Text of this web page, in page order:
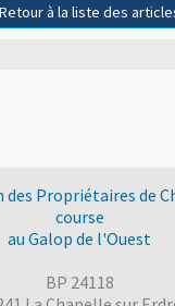
Propriétaires de
course
au Galop de l'Ouest
BP 24118
Retour à la liste des